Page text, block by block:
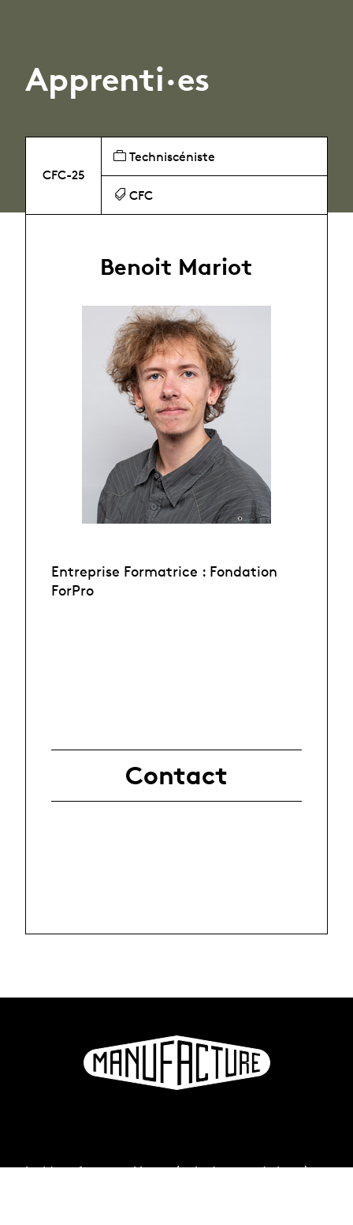
Apprenti·es
CFC-25
Techniscéniste
CFC
Benoit Mariot
Entreprise Formatrice : Fondation
ForPro
Contact
La Manufacture - Haute école des arts de la scène